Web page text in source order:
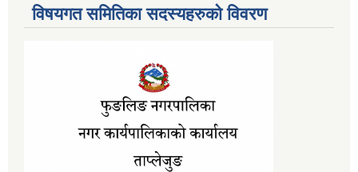
विषयगत समितिका सदस्यहरुको विवरण